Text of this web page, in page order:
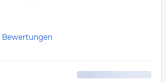
Bewertungen